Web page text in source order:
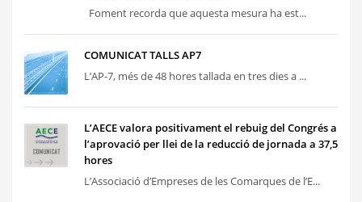
Foment recorda que aquesta mesura ha est...
COMUNICAT TALLS AP7
L’AP-7, més de 48 hores tallada en tres dies a ...
L’AECE valora positivament el rebuig del Congrés a
l’aprovació per llei de la reducció de jornada a 37,5
hores
L’Associació d’Empreses de les Comarques de l’E...